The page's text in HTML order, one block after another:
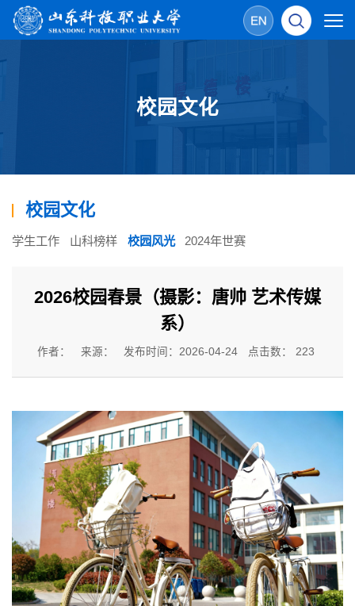
校园文化
校园文化
学生工作 山科榜样 校园风光 2024年世赛
2026校园春景（摄影：唐帅 艺术传媒
系）
作者： 来源： 发布时间：2026-04-24 点击数： 223